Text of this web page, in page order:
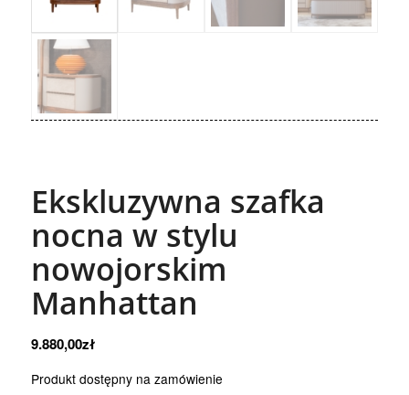
Ekskluzywna szafka
nocna w stylu
nowojorskim
Manhattan
9.880,00zł
Produkt dostępny na zamówienie